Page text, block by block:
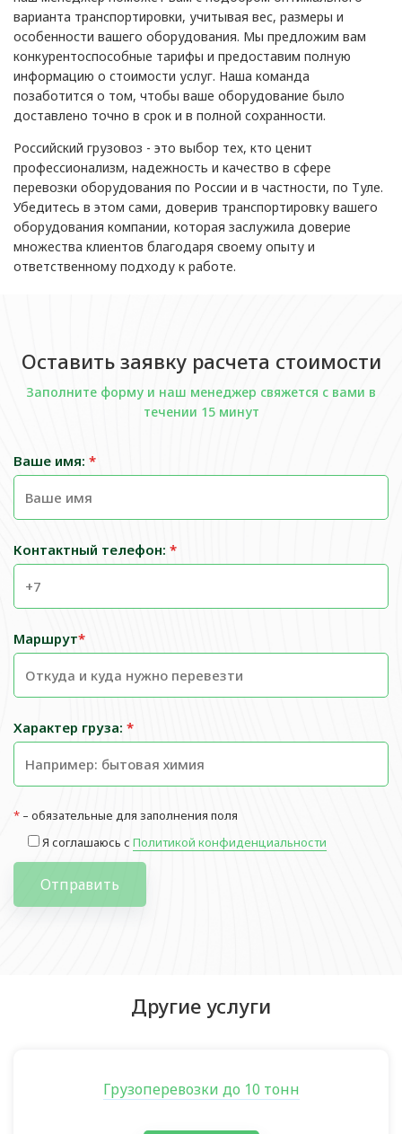
варианта транспортировки, учитывая вес, размеры и
особенности вашего оборудования. Мы предложим вам
конкурентоспособные тарифы и предоставим полную
информацию о стоимости услуг. Наша команда
позаботится о том, чтобы ваше оборудование было
доставлено точно в срок и в полной сохранности.
Российский грузовоз - это выбор тех, кто ценит
профессионализм, надежность и качество в сфере
перевозки оборудования по России и в частности, по Туле.
Убедитесь в этом сами, доверив транспортировку вашего
оборудования компании, которая заслужила доверие
множества клиентов благодаря своему опыту и
ответственному подходу к работе.
Оставить заявку расчета стоимости
Заполните форму и наш менеджер свяжется с вами в
течении 15 минут
Ваше имя: *
Контактный телефон: *
Маршрут*
Характер груза: *
* – обязательные для заполнения поля
Я соглашаюсь с Политикой конфиденциальности
Отправить
Другие услуги
Грузоперевозки до 10 тонн